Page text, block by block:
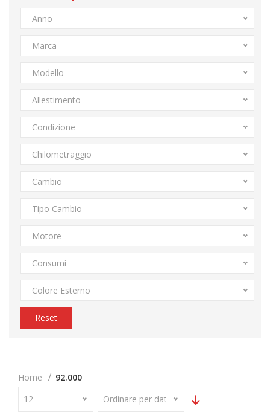
Anno
Marca
Modello
Allestimento
Condizione
Chilometraggio
Cambio
Tipo Cambio
Motore
Consumi
Colore Esterno
Reset
Home
92.000
12
Ordinare per data